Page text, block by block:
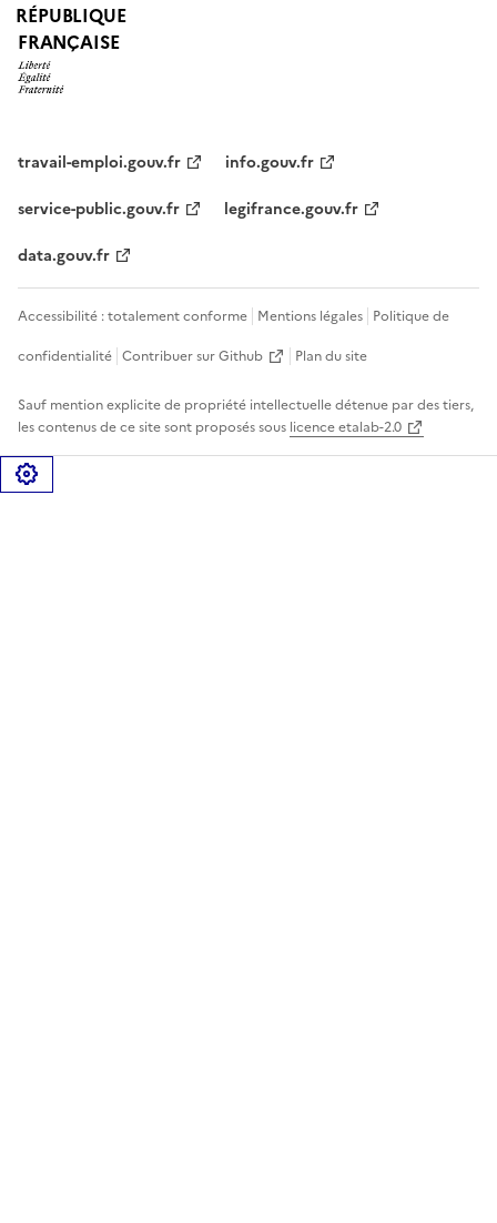
RÉPUBLIQUE
FRANÇAISE
travail-emploi.gouv.fr
info.gouv.fr
service-public.gouv.fr
legifrance.gouv.fr
data.gouv.fr
Accessibilité : totalement conforme Mentions légales Politique de
confidentialité Contribuer sur Github Plan du site
Sauf mention explicite de propriété intellectuelle détenue par des tiers,
les contenus de ce site sont proposés sous licence etalab-2.0
Gérer les cookies